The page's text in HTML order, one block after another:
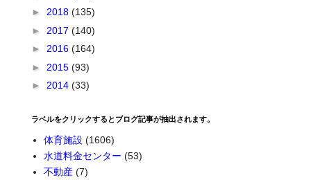
►2018(135)
► 2017(140)
►2016(164)
► 2015(93)
►2014(33)
ラベルをクリックするとブログ記事が抽出されます。
体育施設 (1606)
水道料金センター (53)
不動産 (7)